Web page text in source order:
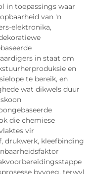
in toepassings waar
van 'n
elektronika,
in staat om
en
te bereik, en
wat dikwels duur
die chemiese
vir
drukwerk, kleefbinding
byvoeg, terwyl